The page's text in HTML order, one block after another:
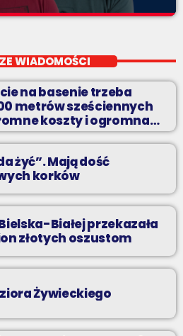
do piątku od 5:30 do 10.
WIADOMOŚCI
na basenie trzeba
metrów sześciennych
koszty i ogromna
żyć”. Mają dość
korków
Białej przekazała
złotych oszustom
Żywieckiego